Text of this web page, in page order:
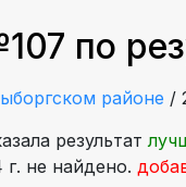
по
районе /
результат
не найдено.